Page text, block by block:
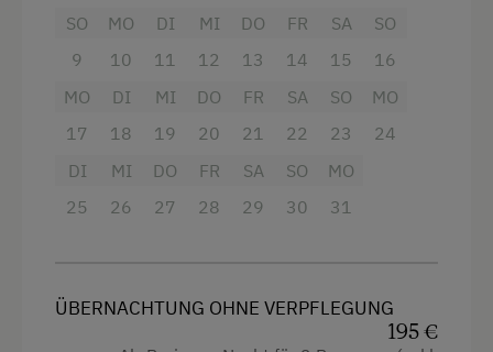
Handtücher
Mikrowelle
Safe
Toaster
Wasserkocher
Küche
Haupthaus
SO
9
MO
10
DI
11
MI
12
DO
13
FR
14
SA
15
SO
16
MO
17
DI
18
MI
19
DO
20
FR
21
SA
22
SO
23
MO
24
DI
25
MI
26
DO
27
FR
28
SA
29
SO
30
MO
31
ÜBERNACHTUNG OHNE VERPFLEGUNG
195 €